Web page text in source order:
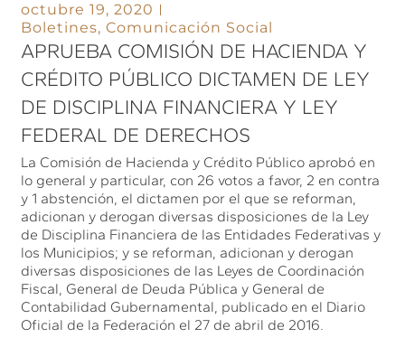
octubre 19, 2020
Boletines,Comunicación Social
APRUEBA COMISIÓN DE HACIENDA Y
CRÉDITO PÚBLICO DICTAMEN DE LEY
DE DISCIPLINA FINANCIERA Y LEY
FEDERAL DE DERECHOS
La Comisión de Hacienda y Crédito Público aprobó en
lo general y particular, con 26 votos a favor, 2 en contra
y 1 abstención, el dictamen por el que se reforman,
adicionan y derogan diversas disposiciones de la Ley
de Disciplina Financiera de las Entidades Federativas y
los Municipios; y se reforman, adicionan y derogan
diversas disposiciones de las Leyes de Coordinación
Fiscal, General de Deuda Pública y General de
Contabilidad Gubernamental, publicado en el Diario
Oficial de la Federación el 27 de abril de 2016.